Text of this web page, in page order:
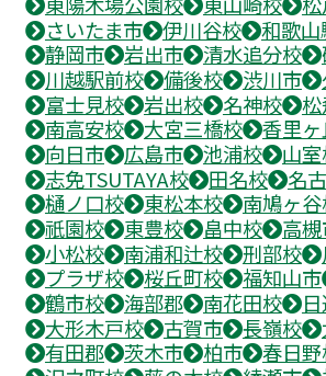
さいたま市
伊川谷校
和歌
静岡市
岩出市 清水追分校
川越駅前校
備後校 渋川市
富士見校
岩出校 名神校
南高安校
大宮三橋校 香里ヶ
向日市
広島市 池浦校 山
志免TSUTAYA校
田名校 名
樋ノ口校
東松本校 南鳩ヶ
祇園校
東豊校 畠中校 高
小松校
南浦和辻校 刑部校
プラザ校
桜丘町校 福知山市
鶴市校
海部郡 南花田校
大形木戸校
古賀市 長嶺校
有田郡
茨木市 柏市 春日